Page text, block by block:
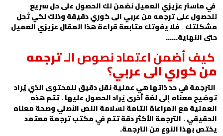
في ماستر عزيزي العميل نضمن لك الحصول على حل سريع
للحصول على ترجمه من عربي الى كوري دقيقة وذلك لكي تُحل
مشكلتك. فلا يفوتك متابعة قراءة هذا المقال عزيزي العميل
حتى النهاية……
كيف أضمن اعتماد نصوص الـترجمه
من كوري الى عربي؟
الترجمة في حد ذاتها هي عملية نقل دقيق للمحتوى الذي يُراد
توضيح معناه إلى لغة أخرى يُراد الحصول عليها.تتم هذه
العملية مع المراعاة التامة لسلامة النص الأصلي وصحة معناه
الحقيقي. الترجمة الأكثر دقة تتم فيمكتب ترجمة معتمد
يختص بهذا النوع من الترجمة.